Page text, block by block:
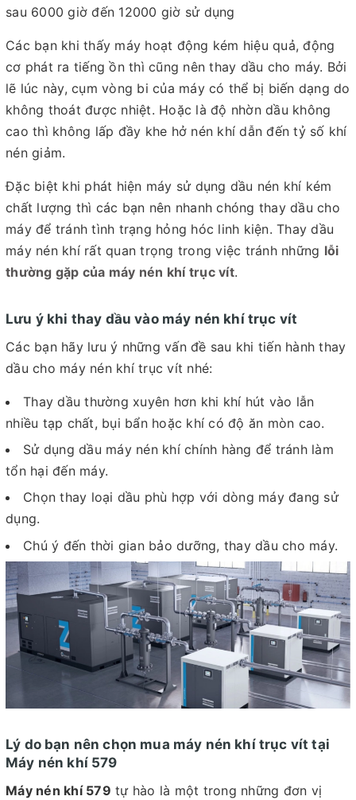
sau 6000 giờ đến 12000 giờ sử dụng
Các bạn khi thấy máy hoạt động kém hiệu quả, động
cơ phát ra tiếng ồn thì cũng nên thay dầu cho máy. Bởi
lẽ lúc này, cụm vòng bi của máy có thể bị biến dạng do
không thoát được nhiệt. Hoặc là độ nhờn dầu không
cao thì không lấp đầy khe hở nén khí dẫn đến tỷ số khí
nén giảm.
Đặc biệt khi phát hiện máy sử dụng dầu nén khí kém
chất lượng thì các bạn nên nhanh chóng thay dầu cho
máy để tránh tình trạng hỏng hóc linh kiện. Thay dầu
máy nén khí rất quan trọng trong việc tránh những lỗi
thường gặp của máy nén khí trục vít.
Lưu ý khi thay dầu vào máy nén khí trục vít
Các bạn hãy lưu ý những vấn đề sau khi tiến hành thay
dầu cho máy nén khí trục vít nhé:
Thay dầu thường xuyên hơn khi khí hút vào lẫn
nhiều tạp chất, bụi bẩn hoặc khí có độ ăn mòn cao.
Sử dụng dầu máy nén khí chính hàng để tránh làm
tổn hại đến máy.
Chọn thay loại dầu phù hợp với dòng máy đang sử
dụng.
Chú ý đến thời gian bảo dưỡng, thay dầu cho máy.
Lý do bạn nên chọn mua máy nén khí trục vít tại
Máy nén khí 579
Máy nén khí 579 tự hào là một trong những đơn vị